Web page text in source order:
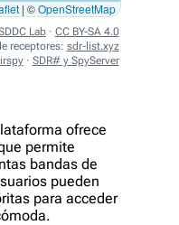
| ©OpenStreetMap
Lab· CC BY-SA 4.0
receptores: sdr-list.xyz
· SDR# y SpyServer
ofrece
permite
bandas de
pueden
para acceder